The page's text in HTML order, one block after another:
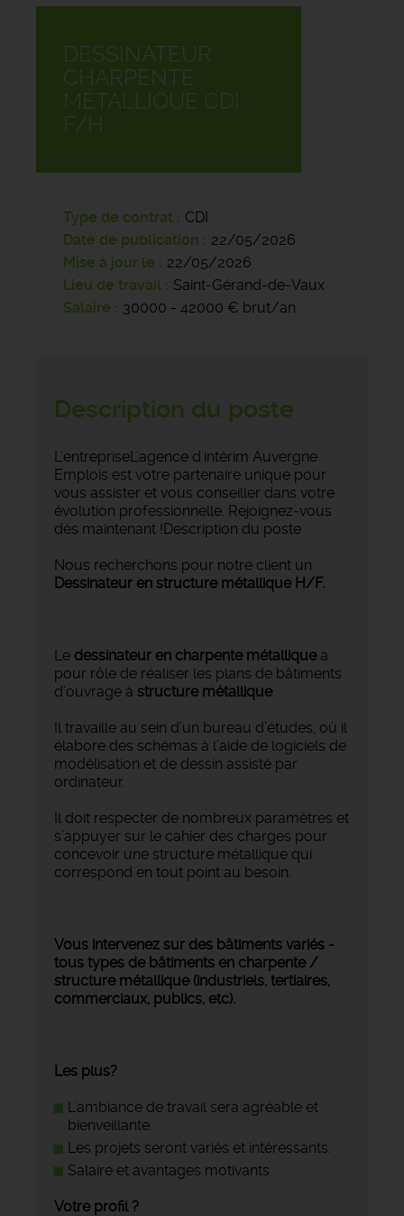
DESSINATEUR
CHARPENTE
MÉTALLIQUE CDI
F/H
Type de contrat
CDI
Date de publication
22/05/2026
Mise à jour le
22/05/2026
Lieu de travail
Saint-Gérand-de-Vaux
Salaire
30000 - 42000 € brut/an
Description du poste
L'entrepriseL'agence d'intérim Auvergne
Emplois est votre partenaire unique pour
vous assister et vous conseiller dans votre
évolution professionnelle. Rejoignez-vous
dès maintenant !Description du poste
Nous recherchons pour notre client un
Dessinateur en structure métallique H/F.
Le dessinateur en charpente métalliquea
pour rôle de réaliser les plans de bâtiments
d’ouvrage à structure métallique.
Il travaille au sein d’un bureau d’études, où il
élabore des schémas à l’aide de logiciels de
modélisation et de dessin assisté par
ordinateur.
Il doit respecter de nombreux paramètres et
s’appuyer sur le cahier des charges pour
concevoir une structure métallique qui
correspond en tout point au besoin.
Vous intervenez sur des bâtiments variés -
tous types de bâtiments en charpente /
structure métallique (industriels, tertiaires,
commerciaux, publics, etc).
Les plus?
L'ambiance de travail sera agréable et
bienveillante.
Les projets seront variés et intéressants.
Salaire et avantages motivants
Votre profil ?